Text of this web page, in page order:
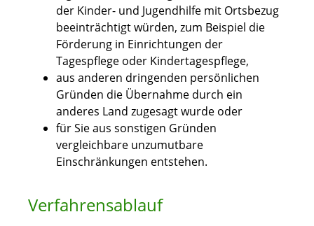
der Kinder- und Jugendhilfe mit Ortsbezug
beeinträchtigt würden, zum Beispiel die
Förderung in Einrichtungen der
Tagespflege oder Kindertagespflege,
aus anderen dringenden persönlichen
Gründen die Übernahme durch ein
anderes Land zugesagt wurde oder
für Sie aus sonstigen Gründen
vergleichbare unzumutbare
Einschränkungen entstehen.
Verfahrensablauf